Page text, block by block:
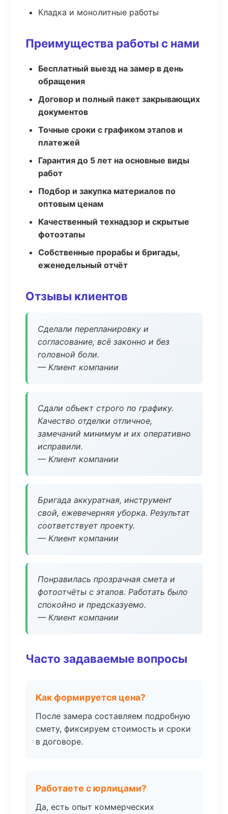
Кладка и монолитные работы
Преимущества работы с нами
Бесплатный выезд на замер в день
обращения
Договор и полный пакет закрывающих
документов
Точные сроки с графиком этапов и
платежей
Гарантия до 5 лет на основные виды
работ
Подбор и закупка материалов по
оптовым ценам
Качественный технадзор и скрытые
фотоэтапы
Собственные прорабы и бригады,
еженедельный отчёт
Отзывы клиентов
Сделали перепланировку и
согласование, всё законно и без
головной боли.
— Клиент компании
Сдали объект строго по графику.
Качество отделки отличное,
замечаний минимум и их оперативно
исправили.
— Клиент компании
Бригада аккуратная, инструмент
свой, ежевечерняя уборка. Результат
соответствует проекту.
— Клиент компании
Понравилась прозрачная смета и
фотоотчёты с этапов. Работать было
спокойно и предсказуемо.
— Клиент компании
Часто задаваемые вопросы
Как формируется цена?
После замера составляем подробную
смету, фиксируем стоимость и сроки
в договоре.
Работаете с юрлицами?
Да, есть опыт коммерческих